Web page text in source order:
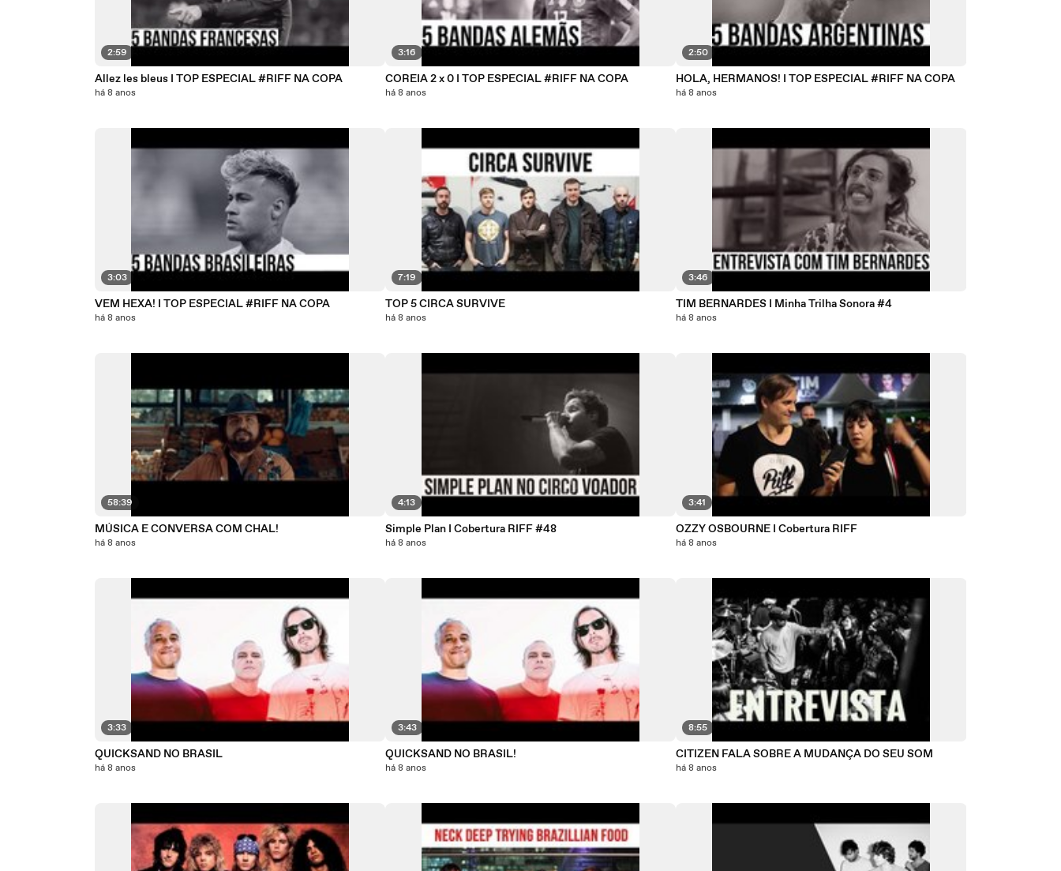
2:59
Allez les bleus I TOP ESPECIAL #RIFF NA COPA
há 8 anos
3:03
VEM HEXA! I TOP ESPECIAL #RIFF NA COPA
há 8 anos
58:39
MÚSICA E CONVERSA COM CHAL!
há 8 anos
3:33
QUICKSAND NO BRASIL
há 8 anos
3:16
COREIA 2 x 0 I TOP ESPECIAL #RIFF NA COPA
há 8 anos
7:19
TOP 5 CIRCA SURVIVE
há 8 anos
4:13
Simple Plan I Cobertura RIFF #48
há 8 anos
3:43
QUICKSAND NO BRASIL!
há 8 anos
2:50
HOLA, HERMANOS! I TOP ESPECIAL #RIFF NA COPA
há 8 anos
3:46
TIM BERNARDES I Minha Trilha Sonora #4
há 8 anos
3:41
OZZY OSBOURNE I Cobertura RIFF
há 8 anos
8:55
CITIZEN FALA SOBRE A MUDANÇA DO SEU SOM
há 8 anos